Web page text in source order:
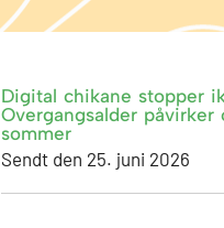
Digital chikane stopper
Overgangsalder
sommer
Sendt den 25. juni 2026